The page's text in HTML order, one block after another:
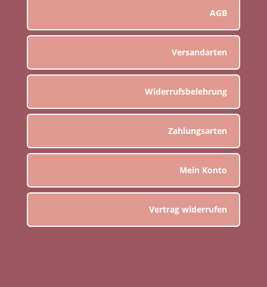
AGB
Versandarten
Widerrufsbelehrung
Zahlungsarten
Mein Konto
Vertrag widerrufen